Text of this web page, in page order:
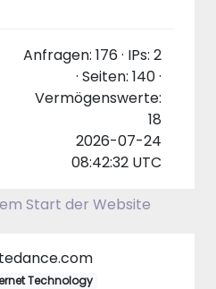
Anfragen: 176 · IPs: 2
· Seiten: 140 ·
Vermögenswerte:
18
2026-07-24
08:42:32 UTC
Start der Website
Technology